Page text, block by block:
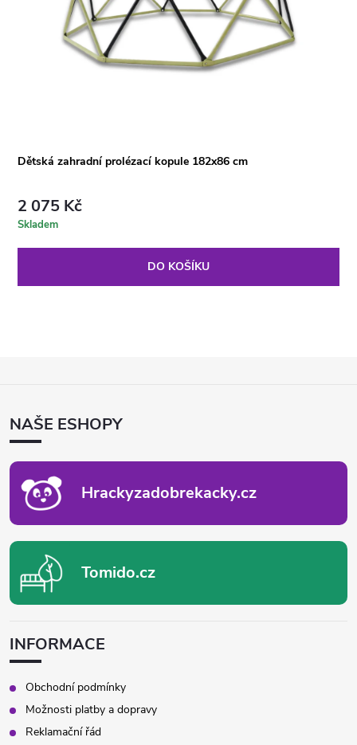
Dětská zahradní prolézací kopule 182x86 cm
2 075 Kč
Skladem
DO KOŠÍKU
ANAŠE ESHOPY
Hrackyzadobrekacky.cz
Tomido.cz
INFORMACE
Obchodní podmínky
Možnosti platby a dopravy
Reklamační řád